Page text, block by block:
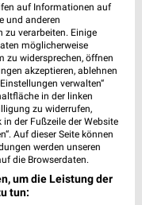
| Geschlossen
auf Informationen auf
und anderen
zu verarbeiten. Einige
möglicherweise
zu widersprechen, öffnen
akzeptieren, ablehnen
verwalten“
in der linken
zu widerrufen,
der Fußzeile der Website
Auf dieser Seite können
werden unseren
die Browserdaten.
um die Leistung der
tun: